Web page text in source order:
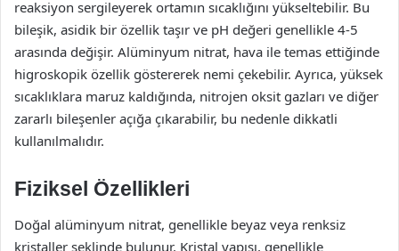
reaksiyon sergileyerek ortamın sıcaklığını yükseltebilir. Bu
bileşik, asidik bir özellik taşır ve pH değeri genellikle 4-5
arasında değişir. Alüminyum nitrat, hava ile temas ettiğinde
higroskopik özellik göstererek nemi çekebilir. Ayrıca, yüksek
sıcaklıklara maruz kaldığında, nitrojen oksit gazları ve diğer
zararlı bileşenler açığa çıkarabilir, bu nedenle dikkatli
kullanılmalıdır.
Fiziksel Özellikleri
Doğal alüminyum nitrat, genellikle beyaz veya renksiz
kristaller şeklinde bulunur. Kristal yapısı, genellikle